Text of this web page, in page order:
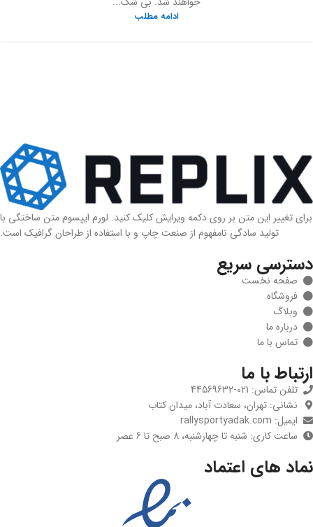
ادامه مطلب
برای تغییر این متن بر روی دکمه ویرایش کلیک کنید. لورم ایپسوم متن ساختگی با
تولید سادگی نامفهوم از صنعت چاپ و با استفاده از طراحان گرافیک است.
دسترسی سریع
صفحه نخست
فروشگاه
وبلاگ
درباره ما
تماس با ما
ارتباط با ما
تلفن تماس: 021-44569632
نشانی: تهران، سعادت آباد، میدان کتاب
ایمیل: rallysportyadak.com
ساعت کاری: شنبه تا چهارشنبه، 8 صبح تا 6 عصر
نماد های اعتماد